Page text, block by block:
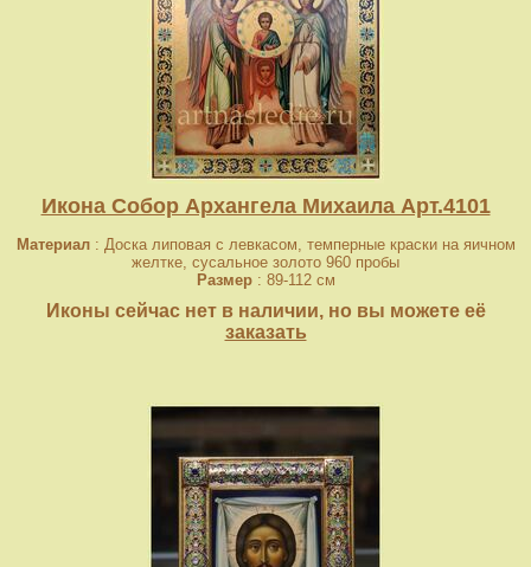
Икона Собор Архангела Михаила Арт.4101
Материал: Доска липовая с левкасом, темперные краски на яичном
желтке, сусальное золото 960 пробы
Размер: 89-112 см
Иконы сейчас нет в наличии, но вы можете её
заказать